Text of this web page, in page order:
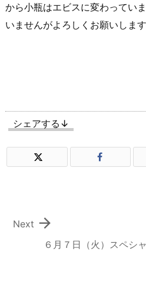
から小瓶はエビスに変わってい
いませんがよろしくお願いします
シェアする↓
６月７日（火）スペシ

Next